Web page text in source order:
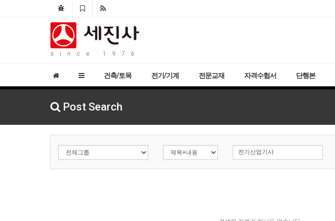
since 1976
건축/토목 전기/기계 전문교재 자격수험서 단행본
Post Search